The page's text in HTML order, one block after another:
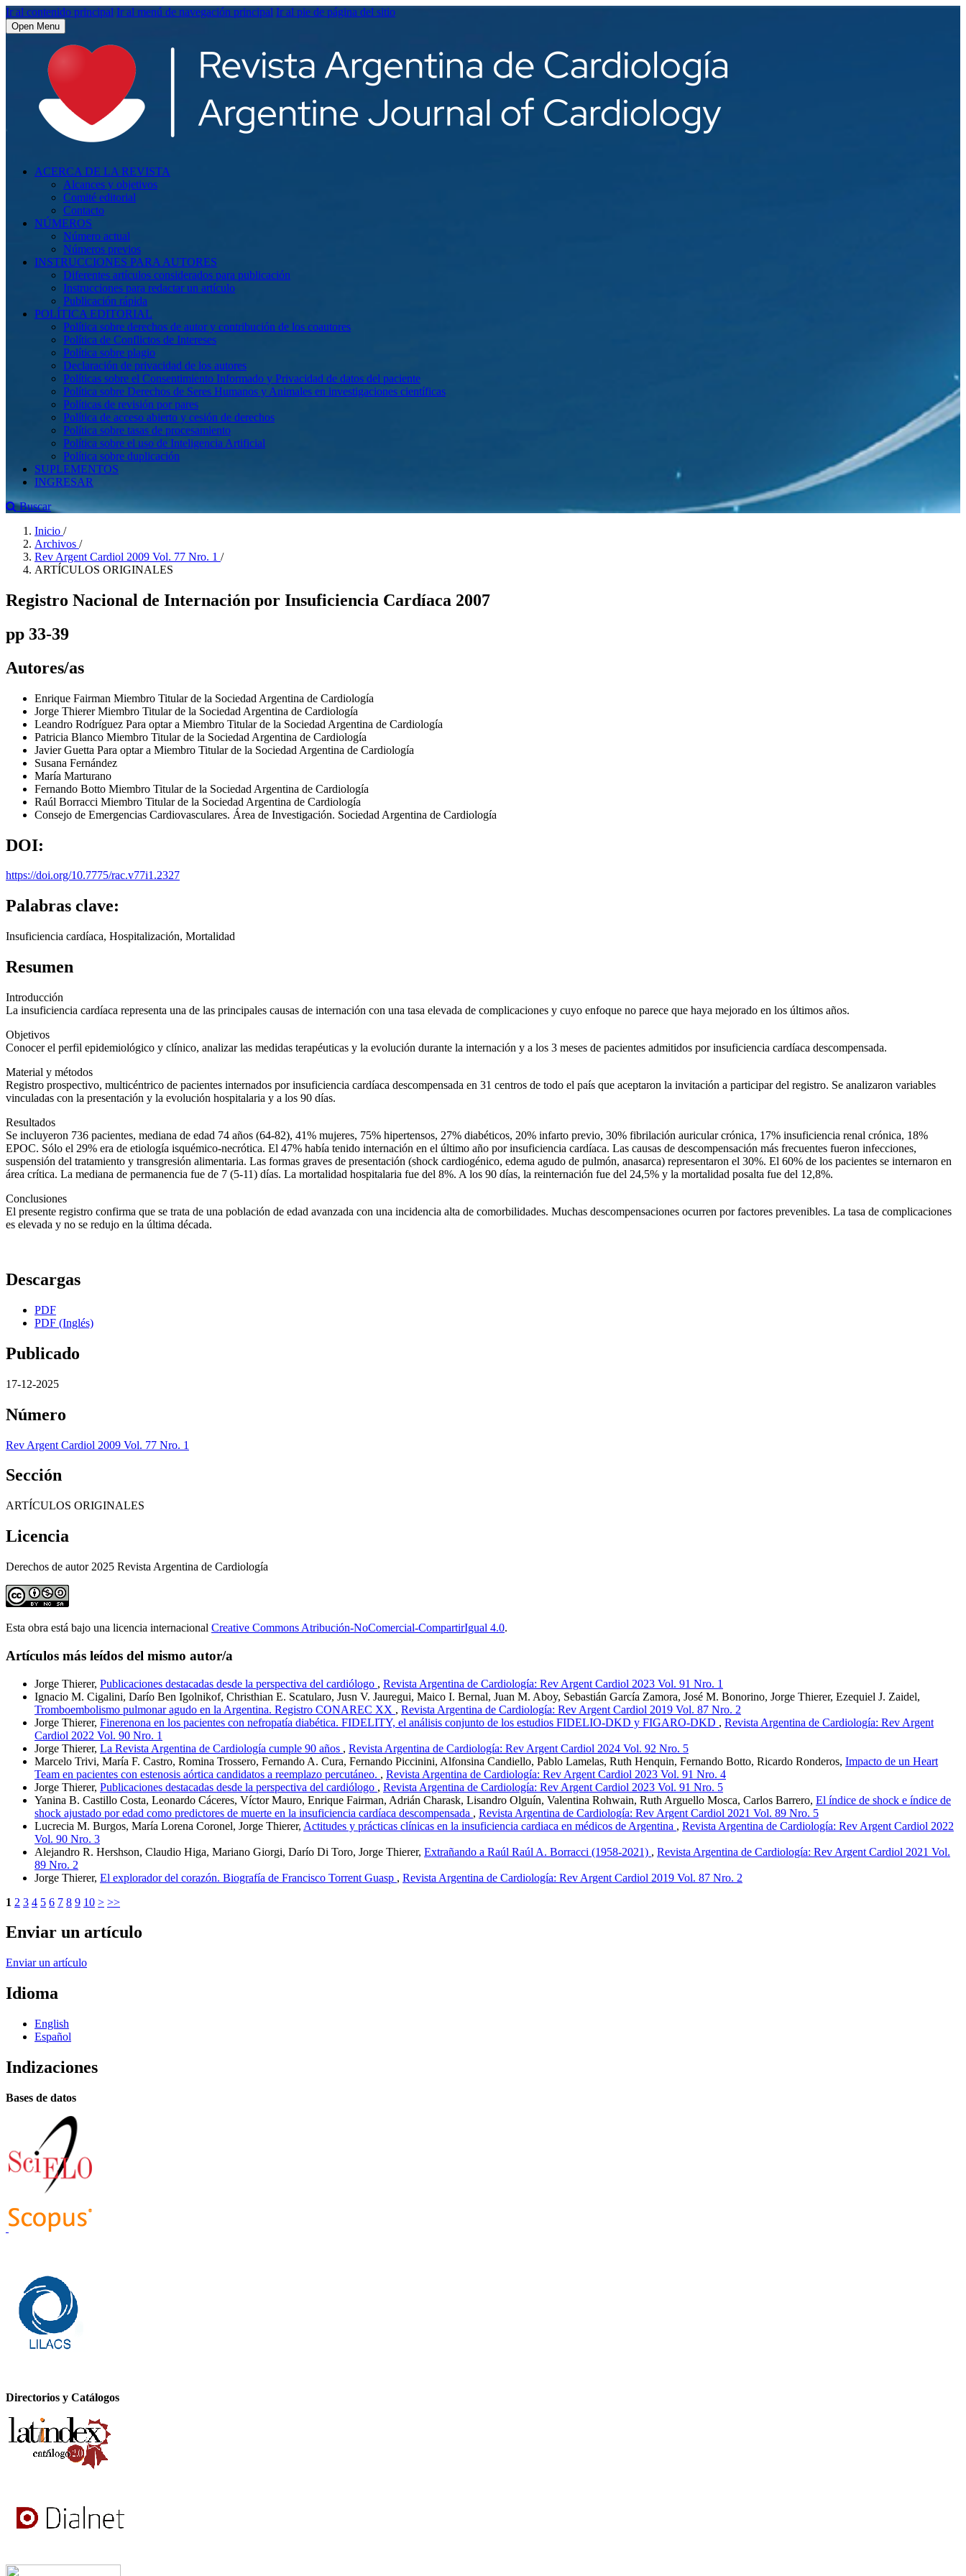
Ir al contenido principal Ir al menú de navegación principal Ir al pie de página del sitio
Open Menu
ACERCA DE LA REVISTA
Alcances y objetivos
Comité editorial
Contacto
NÚMEROS
Número actual
Números previos
INSTRUCCIONES PARA AUTORES
Diferentes artículos considerados para publicación
Instrucciones para redactar un artículo
Publicación rápida
POLÍTICA EDITORIAL
Política sobre derechos de autor y contribución de los coautores
Política de Conflictos de Intereses
Política sobre plagio
Declaración de privacidad de los autores
Políticas sobre el Consentimiento Informado y Privacidad de datos del paciente
Política sobre Derechos de Seres Humanos y Animales en investigaciones científicas
Políticas de revisión por pares
Política de acceso abierto y cesión de derechos
Política sobre tasas de procesamiento
Política sobre el uso de Inteligencia Artificial
Política sobre duplicación
SUPLEMENTOS
INGRESAR
Buscar
Inicio /
Archivos /
Rev Argent Cardiol 2009 Vol. 77 Nro. 1 /
ARTÍCULOS ORIGINALES
Registro Nacional de Internación por Insuficiencia Cardíaca 2007
pp 33-39
Autores/as
Enrique Fairman Miembro Titular de la Sociedad Argentina de Cardiología
Jorge ThiererMiembro Titular de la Sociedad Argentina de Cardiología
Leandro Rodríguez Para optar a Miembro Titular de la Sociedad Argentina de Cardiología
Patricia Blanco Miembro Titular de la Sociedad Argentina de Cardiología
Javier Guetta Para optar a Miembro Titular de la Sociedad Argentina de Cardiología
Susana Fernández
María Marturano
Fernando Botto Miembro Titular de la Sociedad Argentina de Cardiología
Raúl Borracci Miembro Titular de la Sociedad Argentina de Cardiología
Consejo de Emergencias Cardiovasculares. Área de Investigación. Sociedad Argentina de Cardiología
DOI:
https://doi.org/10.7775/rac.v77i1.2327
Palabras clave:
Insuficiencia cardíaca, Hospitalización, Mortalidad
Resumen
Introducción
La insuficiencia cardíaca representa una de las principales causas de internación con una tasa elevada de complicaciones y cuyo enfoque no parece que haya mejorado en los últimos años.
Objetivos
Conocer el perfil epidemiológico y clínico, analizar las medidas terapéuticas y la evolución durante la internación y a los 3 meses de pacientes admitidos por insuficiencia cardíaca descompensada.
Material y métodos
Registro prospectivo, multicéntrico de pacientes internados por insuficiencia cardíaca descompensada en 31 centros de todo el país que aceptaron la invitación a participar del registro. Se analizaron variables
vinculadas con la presentación y la evolución hospitalaria y a los 90 días.
Resultados
Se incluyeron 736 pacientes, mediana de edad 74 años (64-82), 41% mujeres, 75% hipertensos, 27% diabéticos, 20% infarto previo, 30% fibrilación auricular crónica, 17% insuficiencia renal crónica, 18%
EPOC. Sólo el 29% era de etiología isquémico-necrótica. El 47% había tenido internación en el último año por insuficiencia cardíaca. Las causas de descompensación más frecuentes fueron infecciones,
suspensión del tratamiento y transgresión alimentaria. Las formas graves de presentación (shock cardiogénico, edema agudo de pulmón, anasarca) representaron el 30%. El 60% de los pacientes se internaron en
área crítica. La mediana de permanencia fue de 7 (5-11) días. La mortalidad hospitalaria fue del 8%. A los 90 días, la reinternación fue del 24,5% y la mortalidad posalta fue del 12,8%.
Conclusiones
El presente registro confirma que se trata de una población de edad avanzada con una incidencia alta de comorbilidades. Muchas descompensaciones ocurren por factores prevenibles. La tasa de complicaciones
es elevada y no se redujo en la última década.
Descargas
PDF
PDF (Inglés)
Publicado
17-12-2025
Número
Rev Argent Cardiol 2009 Vol. 77 Nro. 1
Sección
ARTÍCULOS ORIGINALES
Licencia
Derechos de autor 2025 Revista Argentina de Cardiología
Esta obra está bajo una licencia internacional Creative Commons Atribución-NoComercial-CompartirIgual 4.0.
Artículos más leídos del mismo autor/a
Jorge Thierer, Publicaciones destacadas desde la perspectiva del cardiólogo , Revista Argentina de Cardiología: Rev Argent Cardiol 2023 Vol. 91 Nro. 1
Ignacio M. Cigalini, Darío Ben Igolnikof, Christhian E. Scatularo, Jusn V. Jauregui, Maico I. Bernal, Juan M. Aboy, Sebastián García Zamora, José M. Bonorino, Jorge Thierer, Ezequiel J. Zaidel,
Tromboembolismo pulmonar agudo en la Argentina. Registro CONAREC XX , Revista Argentina de Cardiología: Rev Argent Cardiol 2019 Vol. 87 Nro. 2
Jorge Thierer, Finerenona en los pacientes con nefropatía diabética. FIDELITY, el análisis conjunto de los estudios FIDELIO-DKD y FIGARO-DKD , Revista Argentina de Cardiología: Rev Argent
Cardiol 2022 Vol. 90 Nro. 1
Jorge Thierer, La Revista Argentina de Cardiología cumple 90 años , Revista Argentina de Cardiología: Rev Argent Cardiol 2024 Vol. 92 Nro. 5
Marcelo Trivi, María F. Castro, Romina Trossero, Fernando A. Cura, Fernando Piccinini, Alfonsina Candiello, Pablo Lamelas, Ruth Henquin, Fernando Botto, Ricardo Ronderos, Impacto de un Heart
Team en pacientes con estenosis aórtica candidatos a reemplazo percutáneo. , Revista Argentina de Cardiología: Rev Argent Cardiol 2023 Vol. 91 Nro. 4
Jorge Thierer, Publicaciones destacadas desde la perspectiva del cardiólogo , Revista Argentina de Cardiología: Rev Argent Cardiol 2023 Vol. 91 Nro. 5
Yanina B. Castillo Costa, Leonardo Cáceres, Víctor Mauro, Enrique Fairman, Adrián Charask, Lisandro Olguín, Valentina Rohwain, Ruth Arguello Mosca, Carlos Barrero, El índice de shock e índice de
shock ajustado por edad como predictores de muerte en la insuficiencia cardíaca descompensada , Revista Argentina de Cardiología: Rev Argent Cardiol 2021 Vol. 89 Nro. 5
Lucrecia M. Burgos, María Lorena Coronel, Jorge Thierer, Actitudes y prácticas clínicas en la insuficiencia cardiaca en médicos de Argentina , Revista Argentina de Cardiología: Rev Argent Cardiol 2022
Vol. 90 Nro. 3
Alejandro R. Hershson, Claudio Higa, Mariano Giorgi, Darío Di Toro, Jorge Thierer, Extrañando a Raúl Raúl A. Borracci (1958-2021) , Revista Argentina de Cardiología: Rev Argent Cardiol 2021 Vol.
89 Nro. 2
Jorge Thierer, El explorador del corazón. Biografía de Francisco Torrent Guasp , Revista Argentina de Cardiología: Rev Argent Cardiol 2019 Vol. 87 Nro. 2
1 2 3 4 5 6 7 8 9 10 > >>
Enviar un artículo
Enviar un artículo
Idioma
English
Español
Indizaciones
Bases de datos
Directorios y Catálogos